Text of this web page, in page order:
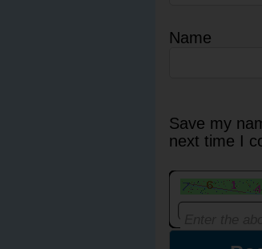
Name
Save my
next time I